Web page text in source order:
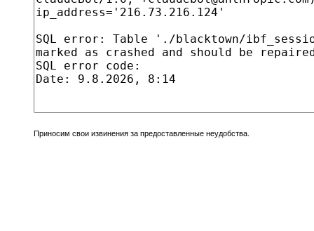
Приносим свои извинения за предоставленные неудобства.